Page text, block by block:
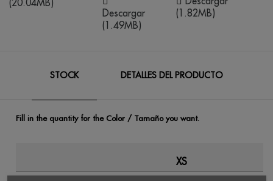
Descargar
(1.49MB)
(1.82MB)
STOCK DETALLES DEL PRODUCTO
Fill in the quantity for the Color / Tamaño you want.
XS